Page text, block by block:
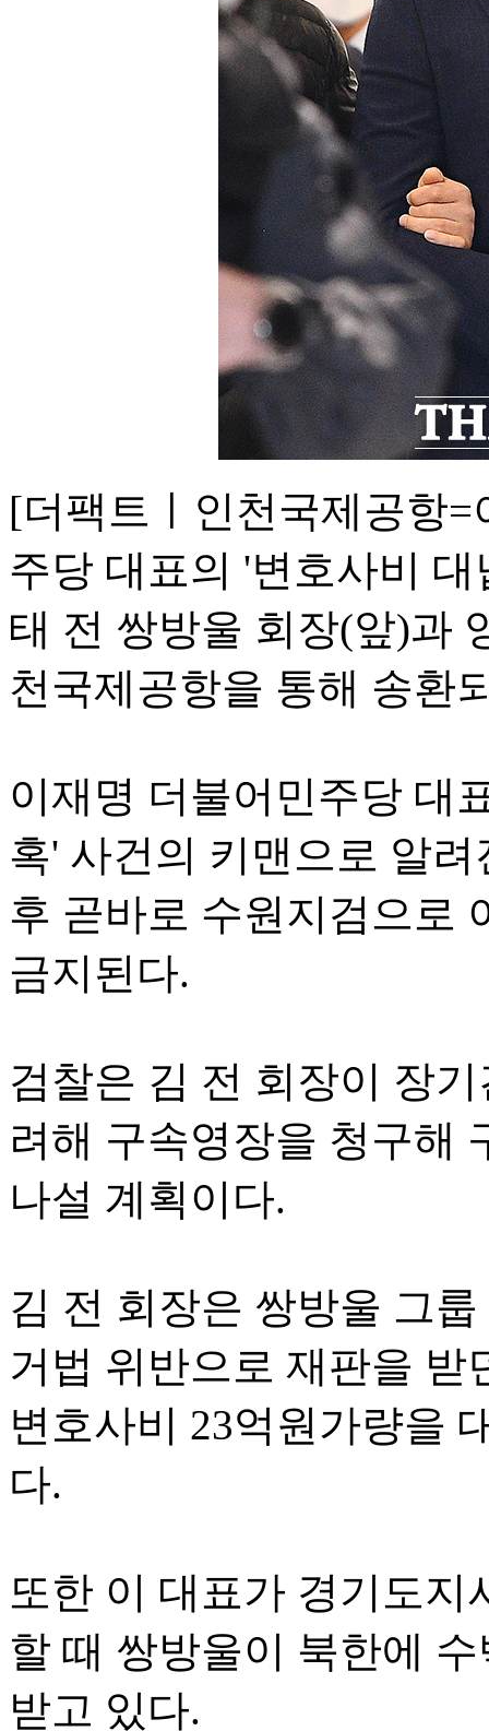
[더팩트ㅣ인천국제공항
주당 대표의 '변호사비
태 전 쌍방울 회장(앞)과
천국제공항을 통해 송환
이재명 더불어민주당 대
혹' 사건의 키맨으로 알
후 곧바로 수원지검으로
금지된다.
검찰은 김 전 회장이 장
려해 구속영장을 청구해
나설 계획이다.
김 전 회장은 쌍방울 그
거법 위반으로 재판을
변호사비 23억원가량을
다.
또한 이 대표가 경기도지
할 때 쌍방울이 북한에
받고 있다.